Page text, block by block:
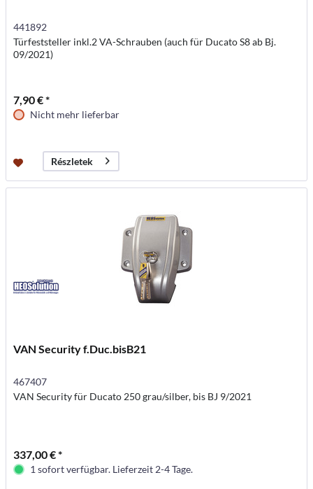
441892
Türfeststeller inkl.2 VA-Schrauben (auch für Ducato S8 ab Bj.
09/2021)
7,90 € *
Nicht mehr lieferbar
Részletek
VAN Security f.Duc.bisB21
467407
VAN Security für Ducato 250 grau/silber, bis BJ 9/2021
337,00 € *
1 sofort verfügbar. Lieferzeit 2-4 Tage.